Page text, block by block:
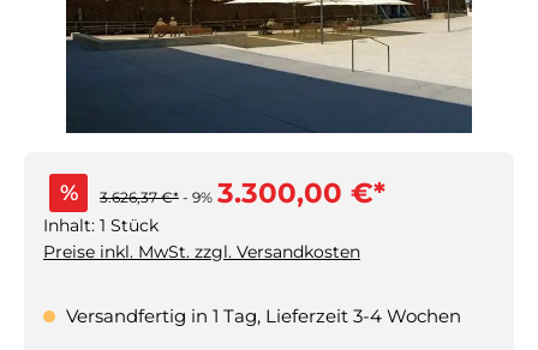
% 3.626,37 €* - 9% 3.300,00 €*
Inhalt: 1 Stück
Preise inkl. MwSt. zzgl. Versandkosten
Versandfertig in 1 Tag, Lieferzeit 3-4 Wochen